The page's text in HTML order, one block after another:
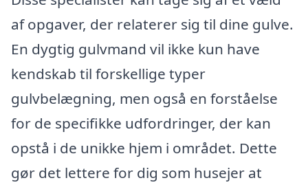
af opgaver, der relaterer sig til dine gulve.
En dygtig gulvmand vil ikke kun have
kendskab til forskellige typer
gulvbelægning, men også en forståelse
for de specifikke udfordringer, der kan
opstå i de unikke hjem i området. Dette
gør det lettere for dig som husejer at